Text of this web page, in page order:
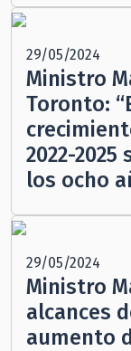
29/05/2024
Ministro
Toronto:
2022-
los ocho
29/05/2024
Ministro
alcances
aumento